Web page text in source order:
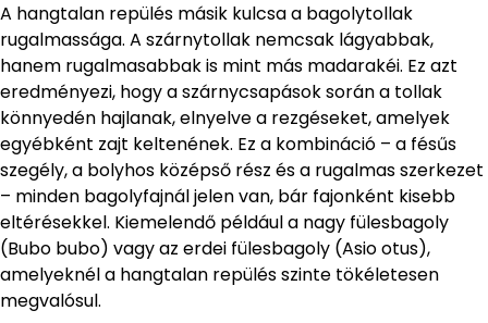
A hangtalan repülés másik kulcsa a bagolytollak
rugalmassága. A szárnytollak nemcsak lágyabbak,
hanem rugalmasabbak is mint más madarakéi. Ez azt
eredményezi, hogy a szárnycsapások során a tollak
könnyedén hajlanak, elnyelve a rezgéseket, amelyek
egyébként zajt keltenének. Ez a kombináció – a fésűs
szegély, a bolyhos középső rész és a rugalmas szerkezet
– minden bagolyfajnál jelen van, bár fajonként kisebb
eltérésekkel. Kiemelendő például a nagy fülesbagoly
(Bubo bubo) vagy az erdei fülesbagoly (Asio otus),
amelyeknél a hangtalan repülés szinte tökéletesen
megvalósul.